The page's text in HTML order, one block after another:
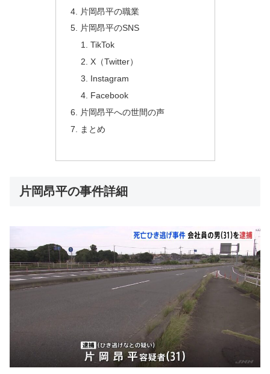
片岡昂平の職業
片岡昂平のSNS
TikTok
X（Twitter）
Instagram
Facebook
片岡昂平への世間の声
まとめ
片岡昂平の事件詳細